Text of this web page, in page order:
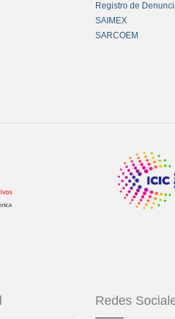
Registro de
SAIMEX
SARCOEM
Redes